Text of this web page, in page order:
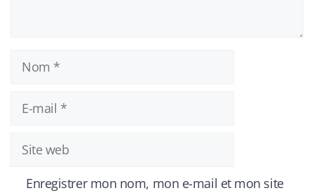
Nom
mail
Site
web
Enregistrer mon nom, mon e-mail et mon site